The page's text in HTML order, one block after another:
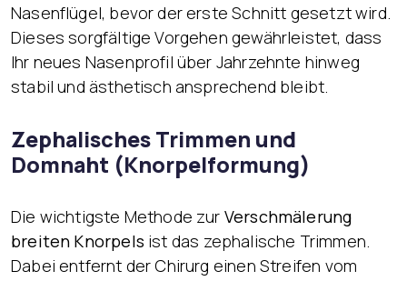
Nasenflügel, bevor der erste Schnitt gesetzt wird.
Dieses sorgfältige Vorgehen gewährleistet, dass
Ihr neues Nasenprofil über Jahrzehnte hinweg
stabil und ästhetisch ansprechend bleibt.
Zephalisches Trimmen und
Domnaht (Knorpelformung)
Die wichtigste Methode zur Verschmälerung
breiten Knorpels ist das zephalische Trimmen.
Dabei entfernt der Chirurg einen Streifen vom